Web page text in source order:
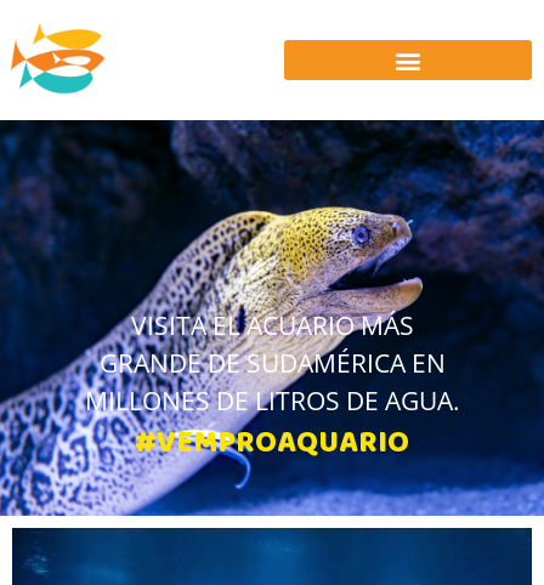
VISITA EL ACUARIO MÁS
GRANDE DE SUDAMÉRICA EN
MILLONES DE LITROS DE AGUA.
#VEMPROAQUARIO